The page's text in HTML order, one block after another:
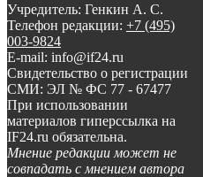
Учредитель: Генкин А. С.
Телефон редакции: +7 (495)
003-9824
E-mail: info@if24.ru
Свидетельство о регистрации
СМИ: ЭЛ № ФС 77 - 67477
При использовании
материалов гиперссылка на
IF24.ru обязательна.
Мнение редакции может не
совпадать с мнением автора